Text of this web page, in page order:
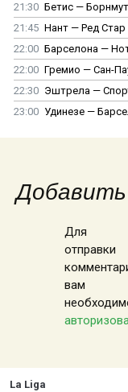
21:30 Бетис — Борнмут
21:45 Нант — Ред Стар
22:00 Барселона —
22:00 Гремио — Сан-
22:30 Эштрела —
23:00 Удинезе —
Для
отправки
вам
La Liga